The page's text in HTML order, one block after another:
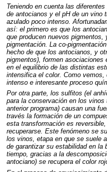
Teniendo en cuenta las
de antocianos y el pH de un vino
azulado poco intenso.
así: el primero es que los
que producen nuevos
pigmentación. La co-
hecho de que los antocianos, y
pigmentos), formen
en el equilibrio de las distintas
intensifica el color. Como
intenso e interesante proceso
Por otra parte, los sulfitos (el
para la conservación en los
anterior programa) causan una
través la formación de un
esta transformación es
recuperarse. Este fenómeno se
los vinos, etapa en que se suele
de garantizar su estabilidad en la
tiempo, gracias a la
antociano) se recupera el color